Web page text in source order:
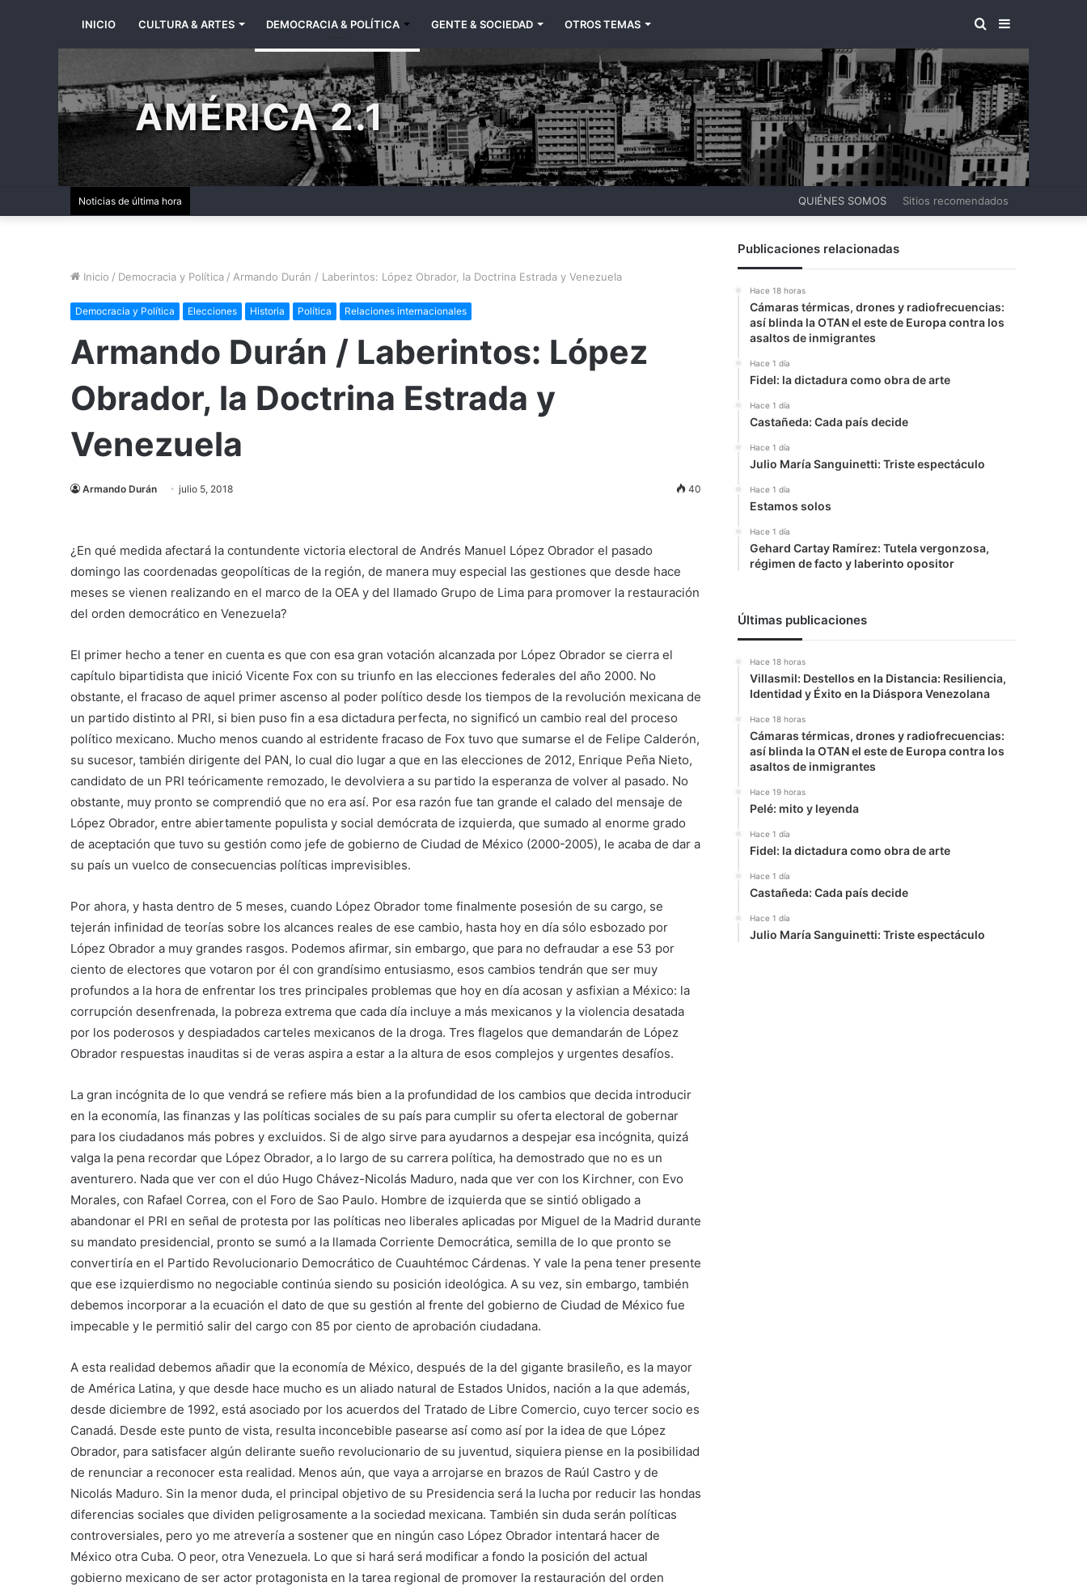
INICIO CULTURA & ARTES DEMOCRACIA & POLÍTICA GENTE & SOCIEDAD OTROS TEMAS BARRA
LATERAL
BUSCAR
POR
AMÉRICA 2.1
Noticias de última hora QUIÉNES SOMOS Sitios recomendados
Inicio / Democracia y Política / Armando Durán / Laberintos: López Obrador, la Doctrina Estrada y Venezuela
Democracia y Política Elecciones Historia Política Relaciones internacionales
Armando Durán / Laberintos: López
Obrador, la Doctrina Estrada y
Venezuela
Armando Durán julio 5, 2018 40
¿En qué medida afectará la contundente victoria electoral de Andrés Manuel López Obrador el pasado
domingo las coordenadas geopolíticas de la región, de manera muy especial las gestiones que desde hace
meses se vienen realizando en el marco de la OEA y del llamado Grupo de Lima para promover la restauración
del orden democrático en Venezuela?
El primer hecho a tener en cuenta es que con esa gran votación alcanzada por López Obrador se cierra el
capítulo bipartidista que inició Vicente Fox con su triunfo en las elecciones federales del año 2000. No
obstante, el fracaso de aquel primer ascenso al poder político desde los tiempos de la revolución mexicana de
un partido distinto al PRI, si bien puso fin a esa dictadura perfecta, no significó un cambio real del proceso
político mexicano. Mucho menos cuando al estridente fracaso de Fox tuvo que sumarse el de Felipe Calderón,
su sucesor, también dirigente del PAN, lo cual dio lugar a que en las elecciones de 2012, Enrique Peña Nieto,
candidato de un PRI teóricamente remozado, le devolviera a su partido la esperanza de volver al pasado. No
obstante, muy pronto se comprendió que no era así. Por esa razón fue tan grande el calado del mensaje de
López Obrador, entre abiertamente populista y social demócrata de izquierda, que sumado al enorme grado
de aceptación que tuvo su gestión como jefe de gobierno de Ciudad de México (2000-2005), le acaba de dar a
su país un vuelco de consecuencias políticas imprevisibles.
Por ahora, y hasta dentro de 5 meses, cuando López Obrador tome finalmente posesión de su cargo, se
tejerán infinidad de teorías sobre los alcances reales de ese cambio, hasta hoy en día sólo esbozado por
López Obrador a muy grandes rasgos. Podemos afirmar, sin embargo, que para no defraudar a ese 53 por
ciento de electores que votaron por él con grandísimo entusiasmo, esos cambios tendrán que ser muy
profundos a la hora de enfrentar los tres principales problemas que hoy en día acosan y asfixian a México: la
corrupción desenfrenada, la pobreza extrema que cada día incluye a más mexicanos y la violencia desatada
por los poderosos y despiadados carteles mexicanos de la droga. Tres flagelos que demandarán de López
Obrador respuestas inauditas si de veras aspira a estar a la altura de esos complejos y urgentes desafíos.
La gran incógnita de lo que vendrá se refiere más bien a la profundidad de los cambios que decida introducir
en la economía, las finanzas y las políticas sociales de su país para cumplir su oferta electoral de gobernar
para los ciudadanos más pobres y excluidos. Si de algo sirve para ayudarnos a despejar esa incógnita, quizá
valga la pena recordar que López Obrador, a lo largo de su carrera política, ha demostrado que no es un
aventurero. Nada que ver con el dúo Hugo Chávez-Nicolás Maduro, nada que ver con los Kirchner, con Evo
Morales, con Rafael Correa, con el Foro de Sao Paulo. Hombre de izquierda que se sintió obligado a
abandonar el PRI en señal de protesta por las políticas neo liberales aplicadas por Miguel de la Madrid durante
su mandato presidencial, pronto se sumó a la llamada Corriente Democrática, semilla de lo que pronto se
convertiría en el Partido Revolucionario Democrático de Cuauhtémoc Cárdenas. Y vale la pena tener presente
que ese izquierdismo no negociable continúa siendo su posición ideológica. A su vez, sin embargo, también
debemos incorporar a la ecuación el dato de que su gestión al frente del gobierno de Ciudad de México fue
impecable y le permitió salir del cargo con 85 por ciento de aprobación ciudadana.
A esta realidad debemos añadir que la economía de México, después de la del gigante brasileño, es la mayor
de América Latina, y que desde hace mucho es un aliado natural de Estados Unidos, nación a la que además,
desde diciembre de 1992, está asociado por los acuerdos del Tratado de Libre Comercio, cuyo tercer socio es
Canadá. Desde este punto de vista, resulta inconcebible pasearse así como así por la idea de que López
Obrador, para satisfacer algún delirante sueño revolucionario de su juventud, siquiera piense en la posibilidad
de renunciar a reconocer esta realidad. Menos aún, que vaya a arrojarse en brazos de Raúl Castro y de
Nicolás Maduro. Sin la menor duda, el principal objetivo de su Presidencia será la lucha por reducir las hondas
diferencias sociales que dividen peligrosamente a la sociedad mexicana. También sin duda serán políticas
controversiales, pero yo me atrevería a sostener que en ningún caso López Obrador intentará hacer de
México otra Cuba. O peor, otra Venezuela. Lo que si hará será modificar a fondo la posición del actual
gobierno mexicano de ser actor protagonista en la tarea regional de promover la restauración del orden
Publicaciones relacionadas
Hace 18 horas
Cámaras térmicas, drones y radiofrecuencias:
así blinda la OTAN el este de Europa contra los
asaltos de inmigrantes
Hace 1 día
Fidel: la dictadura como obra de arte
Hace 1 día
Castañeda: Cada país decide
Hace 1 día
Julio María Sanguinetti: Triste espectáculo
Hace 1 día
Estamos solos
Hace 1 día
Gehard Cartay Ramírez: Tutela vergonzosa,
régimen de facto y laberinto opositor
Últimas publicaciones
Hace 18 horas
Villasmil: Destellos en la Distancia: Resiliencia,
Identidad y Éxito en la Diáspora Venezolana
Hace 18 horas
Cámaras térmicas, drones y radiofrecuencias:
así blinda la OTAN el este de Europa contra los
asaltos de inmigrantes
Hace 19 horas
Pelé: mito y leyenda
Hace 1 día
Fidel: la dictadura como obra de arte
Hace 1 día
Castañeda: Cada país decide
Hace 1 día
Julio María Sanguinetti: Triste espectáculo